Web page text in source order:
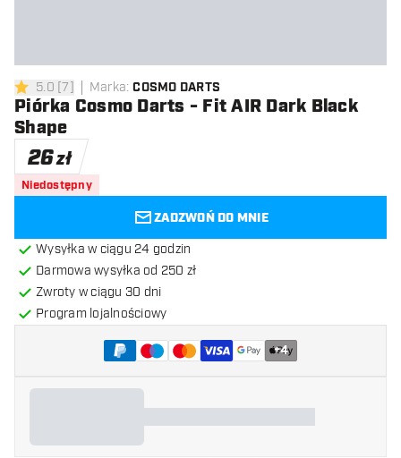
5 gwiazdki oceny
5.0 [7] Marka: COSMO DARTS
Piórka Cosmo Darts - Fit AIR Dark Black
Shape
26zł
Niedostępny
ZADZWOŃ DO MNIE
Wysyłka w ciągu 24 godzin
Darmowa wysyłka od 250 zł
Zwroty w ciągu 30 dni
Program lojalnościowy
+4